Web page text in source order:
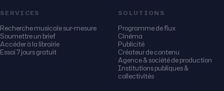
SERVICES
Recherche musicale sur-mesure
Soumettre un brief
Accéder à la librairie
Essai 7 jours gratuit
SOLUTIONS
Programme de flux
Cinéma
Publicité
Créateur de contenu
Agence & société de production
Institutions publiques &
collectivités